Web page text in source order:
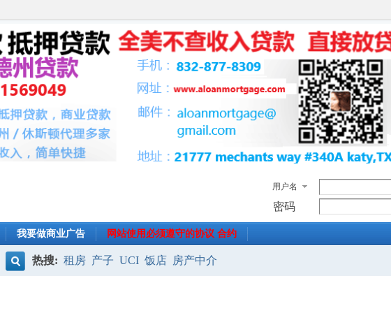
用户名
密码
我要做商业广告 网站使用必须遵守的协议 合约
热搜: 租房 产子 UCI 饭店 房产中介